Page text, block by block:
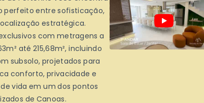
perfeito entre sofisticação,
estratégica.
com metragens a
até 215,68m², incluindo
subsolo, projetados para
conforto, privacidade e
vida em um dos pontos
de Canoas.